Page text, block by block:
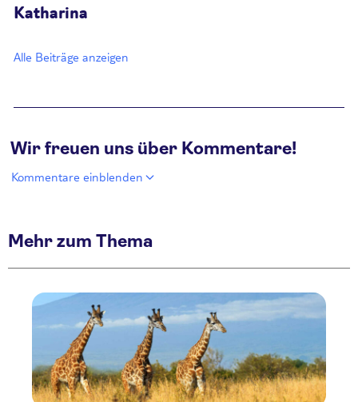
Katharina
Alle Beiträge anzeigen
Wir freuen uns über Kommentare!
Kommentare einblenden
Mehr zum Thema